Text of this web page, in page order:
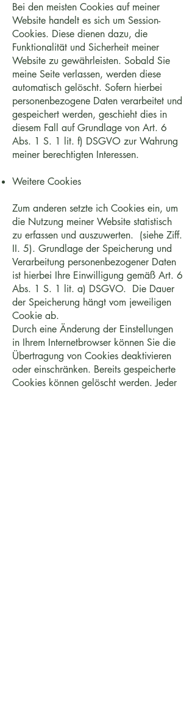
Bei den meisten Cookies auf meiner
Website handelt es sich um Session-
Cookies. Diese dienen dazu, die
Funktionalität und Sicherheit meiner
Website zu gewährleisten. Sobald Sie
meine Seite verlassen, werden diese
automatisch gelöscht. Sofern hierbei
personenbezogene Daten verarbeitet und
gespeichert werden, geschieht dies in
diesem Fall auf Grundlage von Art. 6
Abs. 1 S. 1 lit. f) DSGVO zur Wahrung
meiner berechtigten Interessen.
Weitere Cookies
Zum anderen setzte ich Cookies ein, um
die Nutzung meiner Website statistisch
zu erfassen und auszuwerten. (siehe Ziff.
II. 5). Grundlage der Speicherung und
Verarbeitung personenbezogener Daten
ist hierbei Ihre Einwilligung gemäß Art. 6
Abs. 1 S. 1 lit. a) DSGVO. Die Dauer
der Speicherung hängt vom jeweiligen
Cookie ab.
Durch eine Änderung der Einstellungen
in Ihrem Internetbrowser können Sie die
Übertragung von Cookies deaktivieren
oder einschränken. Bereits gespeicherte
Cookies können gelöscht werden. Jeder